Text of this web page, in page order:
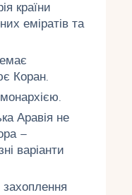
країни
еміратів та
Коран.
Аравія не
–
варіанти